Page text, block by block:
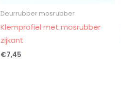
Deurrubber mosrubber
Klemprofiel met mosrubber
zijkant
€7,45